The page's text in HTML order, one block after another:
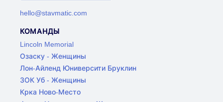
hello@stavmatic.com
КОМАНДЫ
Lincoln Memorial
Озаску - Женщины
Лон-Айленд Юниверсити Бруклин
ЗОК Уб - Женщины
Крка Ново-Место